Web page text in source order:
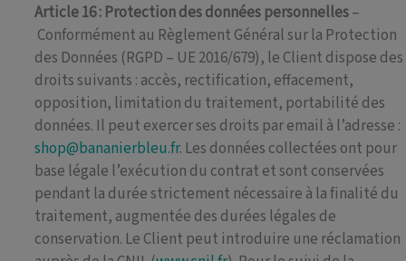
Article 16 : Protection des données personnelles–
Conformément au Règlement Général sur la Protection
des Données (RGPD – UE 2016/679), le Client dispose des
droits suivants : accès, rectification, effacement,
opposition, limitation du traitement, portabilité des
données. Il peut exercer ses droits par email à l’adresse :
shop@bananierbleu.fr. Les données collectées ont pour
base légale l’exécution du contrat et sont conservées
pendant la durée strictement nécessaire à la finalité du
traitement, augmentée des durées légales de
conservation. Le Client peut introduire une réclamation